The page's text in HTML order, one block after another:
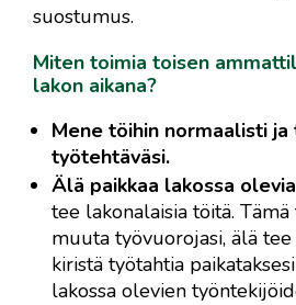
suostumus.
Miten toimia toisen
lakon aikana?
Mene töihin normaalisti
työtehtäväsi.
Älä paikkaa lakossa olevia
tee lakonalaisia töitä.
muuta työvuorojasi, älä
kiristä työtahtia
lakossa olevien